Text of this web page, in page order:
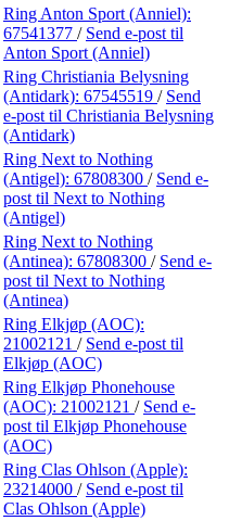
Ring Anton Sport (Anniel):
67541377 / Send e-post til
Anton Sport (Anniel)
Ring Christiania Belysning
(Antidark): 67545519 / Send
e-post til Christiania Belysning
(Antidark)
Ring Next to Nothing
(Antigel): 67808300 / Send e-
post til Next to Nothing
(Antigel)
Ring Next to Nothing
(Antinea): 67808300 / Send e-
post til Next to Nothing
(Antinea)
Ring Elkjøp (AOC):
21002121 / Send e-post til
Elkjøp (AOC)
Ring Elkjøp Phonehouse
(AOC): 21002121 / Send e-
post til Elkjøp Phonehouse
(AOC)
Ring Clas Ohlson (Apple):
23214000 / Send e-post til
Clas Ohlson (Apple)